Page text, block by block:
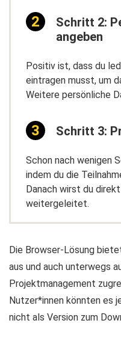
Schritt 2:
angeben
Positiv ist, dass du
eintragen musst, um
Weitere persönliche
Schritt 3:
Schon nach wenigen
indem du die
Danach wirst du
weitergeleitet.
Die Browser-Lösung
aus und auch unterwegs
Projektmanagement
Nutzer*innen könnten es
nicht als Version zum